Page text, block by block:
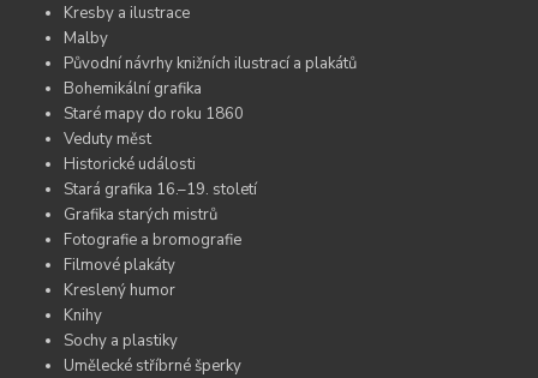
Kresby a ilustrace
Malby
Původní návrhy knižních ilustrací a plakátů
Bohemikální grafika
Staré mapy do roku 1860
Veduty měst
Historické události
Stará grafika 16.–19. století
Grafika starých mistrů
Fotografie a bromografie
Filmové plakáty
Kreslený humor
Knihy
Sochy a plastiky
Umělecké stříbrné šperky